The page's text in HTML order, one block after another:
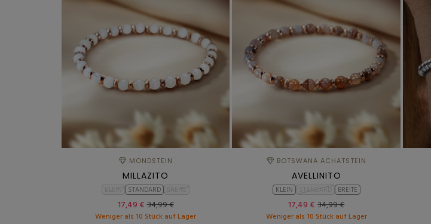
MONDSTEIN
MILLAZITO
STANDARD
17,49 €34,99 €
Weniger als 10 Stück auf Lager
BOTSWANA ACHATSTEIN
AVELLINITO
KLEIN BREITE
17,49 € 34,99 €
Weniger als 10 Stück auf Lager